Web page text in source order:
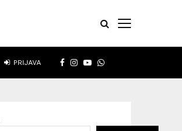
FACEBOOK
INSTAGRAM
YOUTUBE
WHATSAPP
PRIJAVA